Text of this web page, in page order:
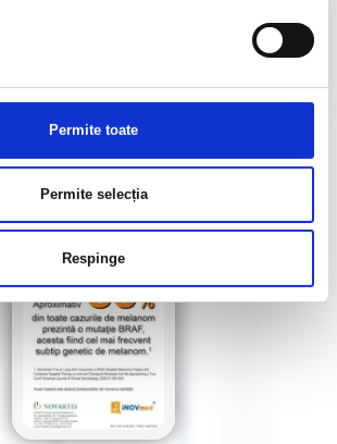
Permite toate
Permite selecția
Respinge